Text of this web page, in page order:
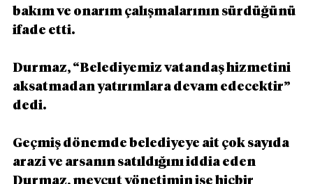
bakım ve onarım çalışmalarının sürdüğünü
ifade etti.
Durmaz, “Belediyemiz vatandaş hizmetini
aksatmadan yatırımlara devam edecektir”
dedi.
Geçmiş dönemde belediyeye ait çok sayıda
arazi ve arsanın satıldığını iddia eden
Durmaz, mevcut yönetimin ise hiçbir